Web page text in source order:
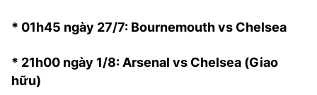
* 01h45 ngày 27/7: Bournemouth vs Chelsea
* 21h00 ngày 1/8: Arsenal vs Chelsea (Giao
hữu)